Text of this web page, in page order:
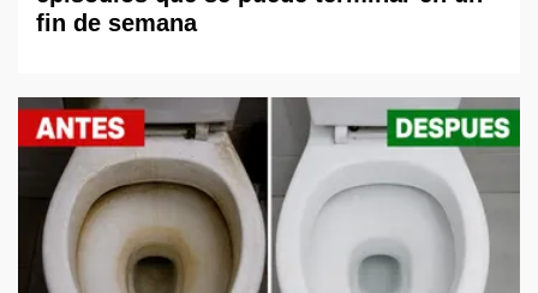
fin de semana